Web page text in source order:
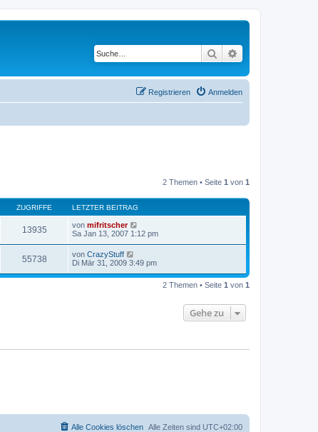
Suche
Anmelden
Registrieren
2 Themen • Seite 1 von 1
ZUGRIFFE LETZTER BEITRAG
13935 von mifritscher
Sa Jan 13, 2007 1:12 pm
55738 von CrazyStuff
Di Mär 31, 2009 3:49 pm
2 Themen • Seite 1 von 1
Gehe zu
Alle Zeiten sind UTC+02:00
Alle Cookies löschen